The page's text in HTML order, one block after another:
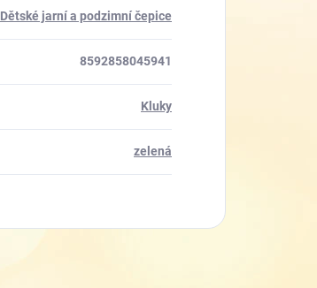
Dětské jarní a podzimní čepice
8592858045941
Kluky
zelená